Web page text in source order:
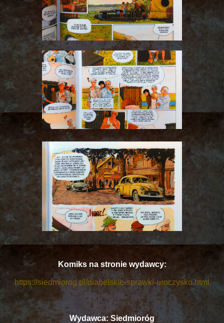
Komiks na stronie wydawcy:
https://siedmiorog.pl/diabelskie-sprawki-uroczysko.html
Wydawca: Siedmioróg